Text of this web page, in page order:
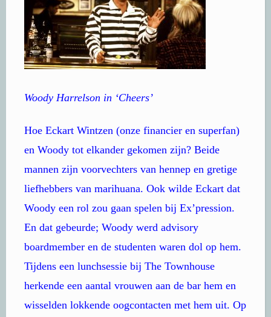
Woody Harrelson in ‘Cheers’
Hoe Eckart Wintzen (onze financier en superfan)
en Woody tot elkander gekomen zijn? Beide
mannen zijn voorvechters van hennep en gretige
liefhebbers van marihuana. Ook wilde Eckart dat
Woody een rol zou gaan spelen bij Ex’pression.
En dat gebeurde; Woody werd advisory
boardmember en de studenten waren dol op hem.
Tijdens een lunchsessie bij The Townhouse
herkende een aantal vrouwen aan de bar hem en
wisselden lokkende oogcontacten met hem uit. Op